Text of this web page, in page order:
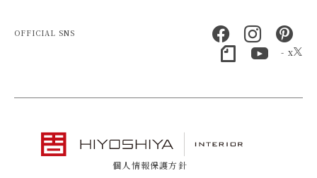
OFFICIAL SNS
- x
個人情報保護方針